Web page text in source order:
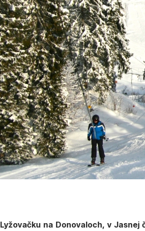
Lyžovačku na Donovaloch, v